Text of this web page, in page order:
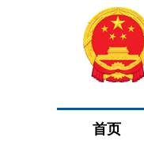
首页